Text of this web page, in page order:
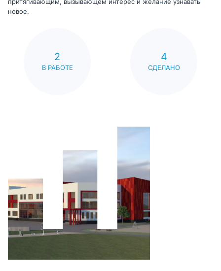
притягивающим, вызывающем интерес и желание узнавать
новое.
2
В РАБОТЕ
4
СДЕЛАНО